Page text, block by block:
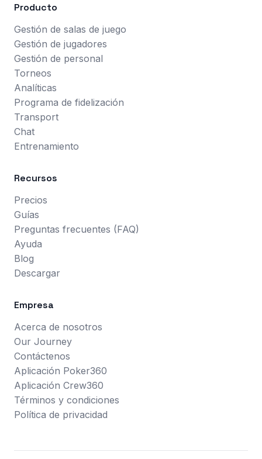
Producto
Gestión de salas de juego
Gestión de jugadores
Gestión de personal
Torneos
Analíticas
Programa de fidelización
Transport
Chat
Entrenamiento
Recursos
Precios
Guías
Preguntas frecuentes (FAQ)
Ayuda
Blog
Descargar
Empresa
Acerca de nosotros
Our Journey
Contáctenos
Aplicación Poker360
Aplicación Crew360
Términos y condiciones
Política de privacidad